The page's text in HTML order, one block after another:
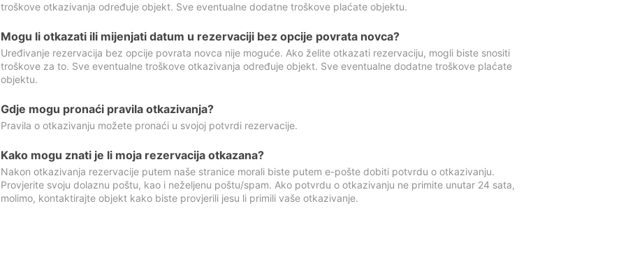
troškove otkazivanja određuje objekt. Sve eventualne dodatne troškove plaćate objektu.
Mogu li otkazati ili mijenjati datum u rezervaciji bez opcije povrata novca?
Uređivanje rezervacija bez opcije povrata novca nije moguće. Ako želite otkazati rezervaciju, mogli biste snositi
troškove za to. Sve eventualne troškove otkazivanja određuje objekt. Sve eventualne dodatne troškove plaćate
objektu.
Gdje mogu pronaći pravila otkazivanja?
Pravila o otkazivanju možete pronaći u svojoj potvrdi rezervacije.
Kako mogu znati je li moja rezervacija otkazana?
Nakon otkazivanja rezervacije putem naše stranice morali biste putem e-pošte dobiti potvrdu o otkazivanju.
Provjerite svoju dolaznu poštu, kao i neželjenu poštu/spam. Ako potvrdu o otkazivanju ne primite unutar 24 sata,
molimo, kontaktirajte objekt kako biste provjerili jesu li primili vaše otkazivanje.